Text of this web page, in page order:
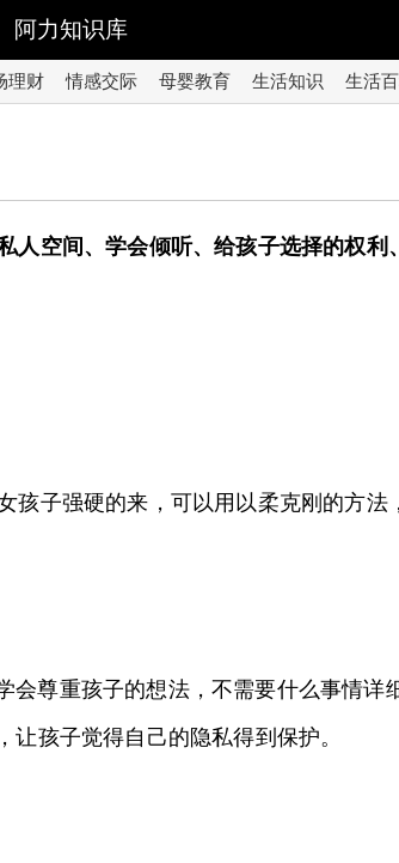
阿力知识库
理财 情感交际 母婴教育 生活知识 生活
空间、学会倾听、给孩子选择的权
子强硬的来，可以用以柔克刚的方
尊重孩子的想法，不需要什么事情详
孩子觉得自己的隐私得到保护。